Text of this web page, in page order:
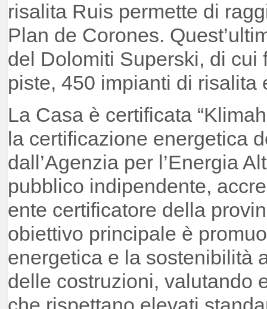
risalita Ruis permette di
Plan de Corones.
del Dolomiti Superski, di cui
piste, 450 impianti di
La Casa è certificata
la certificazione energetica
dall’Agenzia per l’Energia
pubblico indipendente,
ente certificatore della
obiettivo principale è
energetica e la sostenibilità
delle costruzioni, valutando